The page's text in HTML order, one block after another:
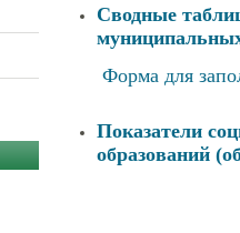
Сводные
Форма для
Показатели
образований